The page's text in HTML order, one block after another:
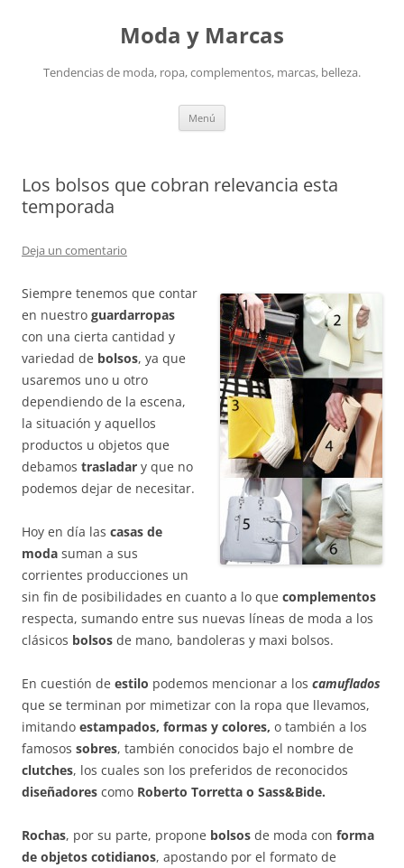
Moda y Marcas
Tendencias de moda, ropa, complementos, marcas, belleza.
Menú
Los bolsos que cobran relevancia esta
temporada
Deja un comentario
Siempre tenemos que contar
en nuestro guardarropas
con una cierta cantidad y
variedad de bolsos, ya que
usaremos uno u otro
dependiendo de la escena,
la situación y aquellos
productos u objetos que
debamos trasladar y que no
podemos dejar de necesitar.
Hoy en día las casas de
moda suman a sus
corrientes producciones un
sin fin de posibilidades en cuanto a lo que complementos
respecta, sumando entre sus nuevas líneas de moda a los
clásicos bolsos de mano, bandoleras y maxi bolsos.
En cuestión de estilo podemos mencionar a los camuflados
que se terminan por mimetizar con la ropa que llevamos,
imitando estampados, formas y colores, o también a los
famosos sobres, también conocidos bajo el nombre de
clutches, los cuales son los preferidos de reconocidos
diseñadores como Roberto Torretta o Sass&Bide.
Rochas, por su parte, propone bolsos de moda con forma
de objetos cotidianos, apostando por el formato de